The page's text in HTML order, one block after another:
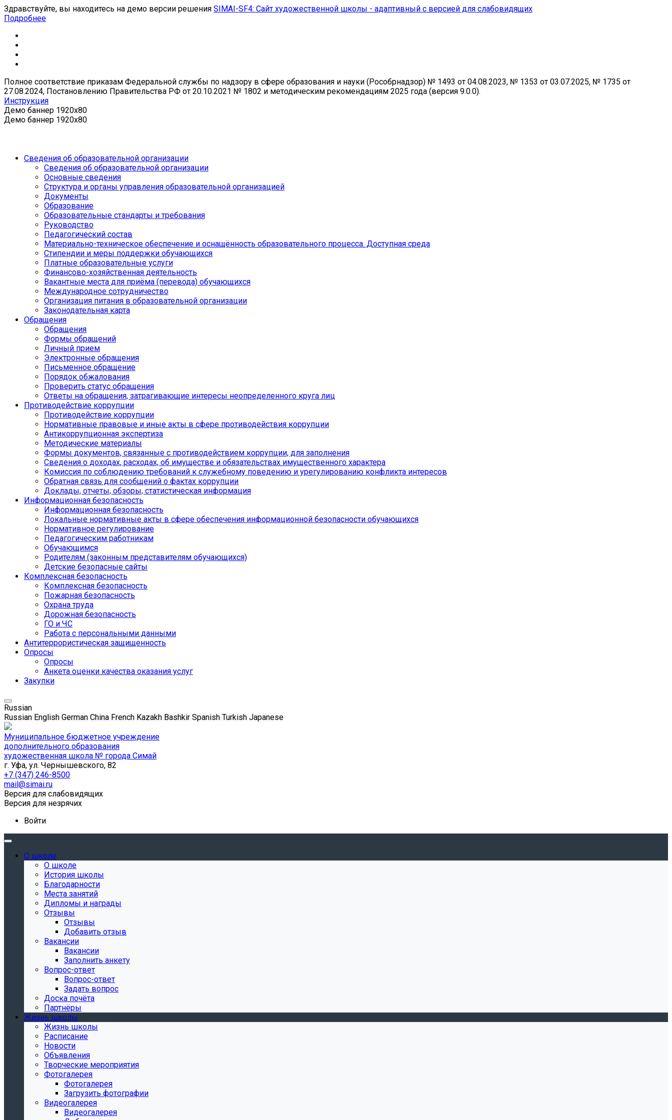
Здравствуйте, вы находитесь на демо версии решения SIMAI-SF4: Сайт художественной школы - адаптивный с версией для слабовидящих
Подробнее
Полное соответствие приказам Федеральной службы по надзору в сфере образования и науки (Рособрнадзор) № 1493 от 04.08.2023, № 1353 от 03.07.2025, № 1735 от
27.08.2024, Постановлению Правительства РФ от 20.10.2021 № 1802 и методическим рекомендациям 2025 года (версия 9.0.0).
Инструкция
Демо баннер 1920x80
Демо баннер 1920x80
Сведения об образовательной организации
Сведения об образовательной организации
Основные сведения
Структура и органы управления образовательной организацией
Документы
Образование
Образовательные стандарты и требования
Руководство
Педагогический состав
Материально-техническое обеспечение и оснащённость образовательного процесса. Доступная среда
Стипендии и меры поддержки обучающихся
Платные образовательные услуги
Финансово-хозяйственная деятельность
Вакантные места для приёма (перевода) обучающихся
Международное сотрудничество
Организация питания в образовательной организации
Законодательная карта
Обращения
Обращения
Формы обращений
Личный прием
Электронные обращения
Письменное обращение
Порядок обжалования
Проверить статус обращения
Ответы на обращения, затрагивающие интересы неопределенного круга лиц
Противодействие коррупции
Противодействие коррупции
Нормативные правовые и иные акты в сфере противодействия коррупции
Антикоррупционная экспертиза
Методические материалы
Формы документов, связанные с противодействием коррупции, для заполнения
Сведения о доходах, расходах, об имуществе и обязательствах имущественного характера
Комиссия по соблюдению требований к служебному поведению и урегулированию конфликта интересов
Обратная связь для сообщений о фактах коррупции
Доклады, отчеты, обзоры, статистическая информация
Информационная безопасность
Информационная безопасность
Локальные нормативные акты в сфере обеспечения информационной безопасности обучающихся
Нормативное регулирование
Педагогическим работникам
Обучающимся
Родителям (законным представителям обучающихся)
Детские безопасные сайты
Комплексная безопасность
Комплексная безопасность
Пожарная безопасность
Охрана труда
Дорожная безопасность
ГО и ЧС
Работа с персональными данными
Антитеррористическая защищенность
Опросы
Опросы
Анкета оценки качества оказания услуг
Закупки
Russian
Russian English German China French Kazakh Bashkir Spanish Turkish Japanese
Муниципальное бюджетное учреждение
дополнительного образования
художественная школа № города Симай
г. Уфа, ул. Чернышевского, 82
+7 (347) 246-8500
mail@simai.ru
Версия для слабовидящих
Версия для незрячих
Войти
О школе
О школе
История школы
Благодарности
Места занятий
Дипломы и награды
Отзывы
Отзывы
Добавить отзыв
Вакансии
Вакансии
Заполнить анкету
Вопрос-ответ
Вопрос-ответ
Задать вопрос
Доска почёта
Партнёры
Жизнь школы
Жизнь школы
Расписание
Новости
Объявления
Творческие мероприятия
Фотогалерея
Фотогалерея
Загрузить фотографии
Видеогалерея
Видеогалерея